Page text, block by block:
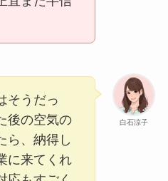
白石涼子
そうだっ
後の空気の
ら、納得し
に来てくれ